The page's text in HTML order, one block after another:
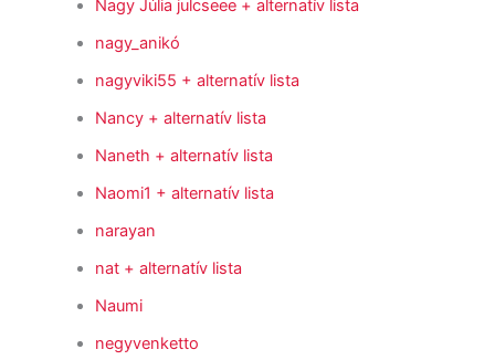
Nagy Júlia julcseee + alternatív lista
nagy_anikó
nagyviki55 + alternatív lista
Nancy + alternatív lista
Naneth + alternatív lista
Naomi1 + alternatív lista
narayan
nat + alternatív lista
Naumi
negyvenketto